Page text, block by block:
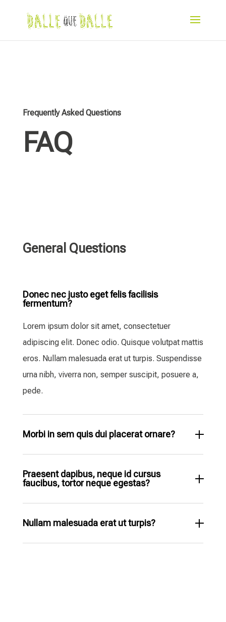
Frequently Asked Questions
FAQ
General Questions
Donec nec justo eget felis facilisis
fermentum?
Lorem ipsum dolor sit amet, consectetuer
adipiscing elit. Donec odio. Quisque volutpat mattis
eros. Nullam malesuada erat ut turpis. Suspendisse
urna nibh, viverra non, semper suscipit, posuere a,
pede.
Morbi in sem quis dui placerat ornare?
Praesent dapibus, neque id cursus
faucibus, tortor neque egestas?
Nullam malesuada erat ut turpis?